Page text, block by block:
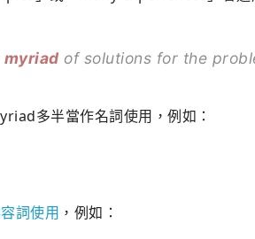
myriad of solutions for the
多半當作名詞使用，例如：
詞使用 ，例如：